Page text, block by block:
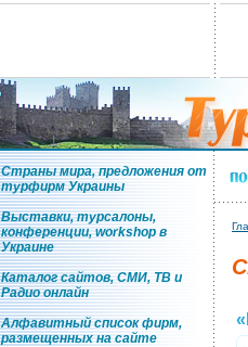
Страны мира, предложения от
турфирм Украины
Выставки, турсалоны,
конференции, workshop в
Украине
Каталог сайтов, СМИ, ТВ и
Радио онлайн
Алфавитный список фирм,
размещенных на сайте